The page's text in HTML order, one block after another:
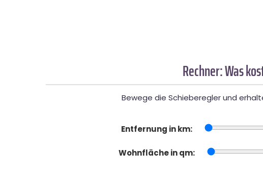
Rechner: Was
Bewege die Schieberegler und
Entfernung in km:
Wohnfläche in qm: